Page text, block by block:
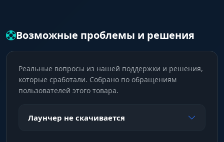
Возможные проблемы и решения
Реальные вопросы из нашей поддержки и решения,
которые сработали. Собрано по обращениям
пользователей этого товара.
Лаунчер не скачивается